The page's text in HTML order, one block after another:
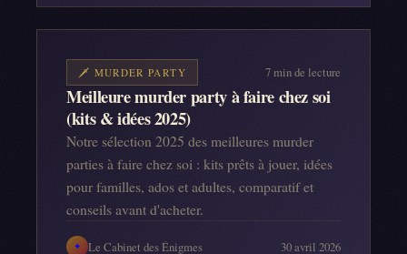
🗡️ MURDER PARTY 7min de lecture
Meilleure murder party à faire chez soi
(kits & idées 2025)
Notre sélection 2025 des meilleures murder
parties à faire chez soi : kits prêts à jouer, idées
pour familles, ados et adultes, comparatif et
conseils avant d'acheter.
✦ Le Cabinet des Énigmes 30 avril 2026